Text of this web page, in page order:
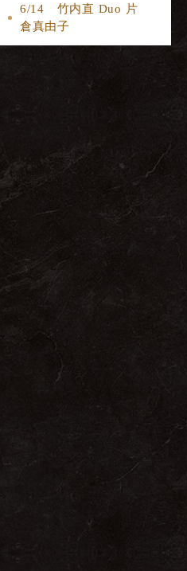
6/14 竹内直 Duo 片
倉真由子